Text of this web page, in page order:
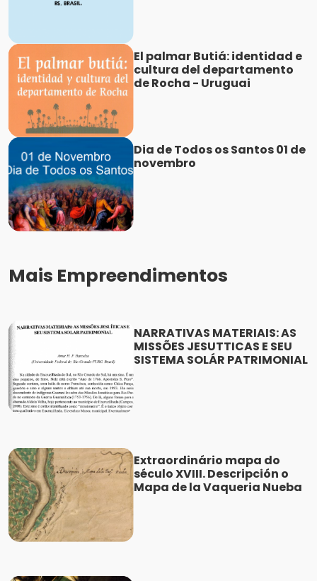
El palmar Butiá: identidad e
cultura del departamento
de Rocha - Uruguai
Dia de Todos os Santos 01 de
novembro
Mais Empreendimentos
NARRATIVAS MATERIAIS: AS
MISSÕES JESUTTICAS E SEU
SISTEMA SOLÁR PATRIMONIAL
Extraordinário mapa do
século XVIII. Descripción o
Mapa de la Vaqueria Nueba